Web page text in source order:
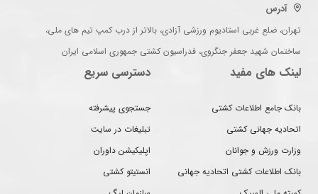
آدرس
تهران، ضلع غربی استادیوم ورزشی آزادی، بالاتر از درب کمپ تیم های ملی،
ساختمان شهید جعفر جنگروی، فدراسیون کشتی جمهوری اسلامی ایران
لینک های مفید
بانک جامع اطلاعات کشتی
اتحادیه جهانی کشتی
وزارت ورزش و جوانان
بانک اطلاعات کشتی اتحادیه جهانی
دسترسی سریع
جستجوی پیشرفته
تبلیغات در سایت
اپلیکیشن داوران
انستیتو کشتی